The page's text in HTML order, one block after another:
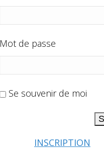
Mot de passe
Se souvenir de moi
INSCRIPTION